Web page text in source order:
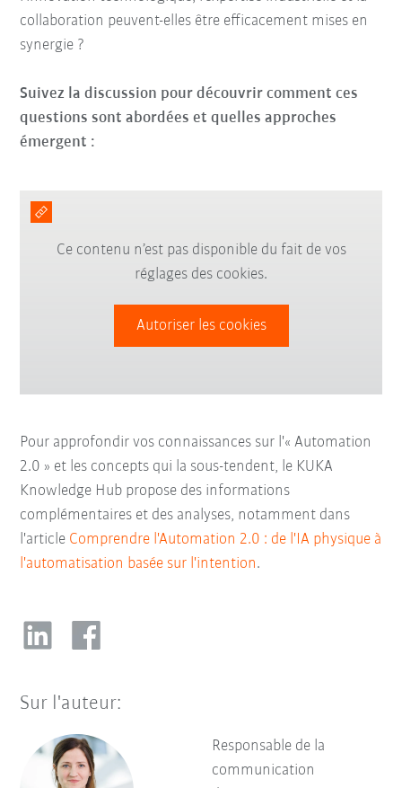
collaboration peuvent-elles être efficacement mises en
synergie ?
Suivez la discussion pour découvrir comment ces
questions sont abordées et quelles approches
émergent :
Ce contenu n’est pas disponible du fait de vos
réglages des cookies.
Autoriser les cookies
Pour approfondir vos connaissances sur l'« Automation
2.0 » et les concepts qui la sous-tendent, le KUKA
Knowledge Hub propose des informations
complémentaires et des analyses, notamment dans
l'article Comprendre l'Automation 2.0 : de l'IA physique à
l'automatisation basée sur l'intention.
Sur l'auteur:
Responsable de la
communication